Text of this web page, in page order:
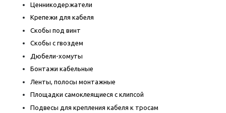
Ценникодержатели
Крепежи для кабеля
Скобы под винт
Скобы с гвоздем
Дюбели-хомуты
Бонтажи кабельные
Ленты, полосы монтажные
Площадки самоклеящиеся с клипсой
Подвесы для крепления кабеля к тросам